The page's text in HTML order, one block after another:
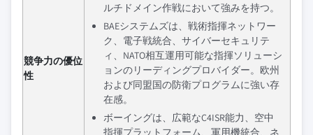
競争力の優位
性
ルチドメイン作戦において強みを持つ。
BAEシステムズは、戦術指揮ネットワー
ク、電子戦統合、サイバーセキュリテ
ィ、NATO相互運用可能な指揮ソリューシ
ョンのリーディングプロバイダー。欧州
および同盟国の防衛プログラムに強い存
在感。
ボーイングは、広範なC4ISR能力、空中
指揮プラットフォーム、軍用機統合、ネ